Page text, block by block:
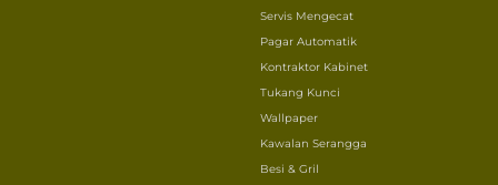
Servis Mengecat
Pagar Automatik
Kontraktor Kabinet
Tukang Kunci
Wallpaper
Kawalan Serangga
Besi & Gril